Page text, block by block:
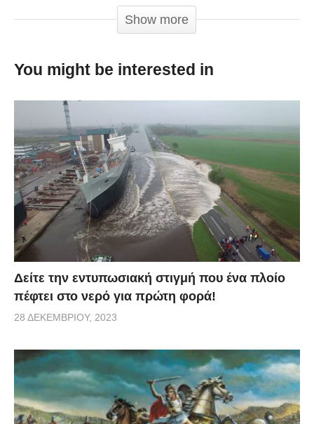
καλύψει τη διαφορά με κάποιο τρόπο πριν καταλήξει
via
Show more
You might be interested in
Δείτε την εντυπωσιακή στιγμή που ένα πλοίο
πέφτει στο νερό για πρώτη φορά!
28 ΔΕΚΕΜΒΡΊΟΥ, 2023